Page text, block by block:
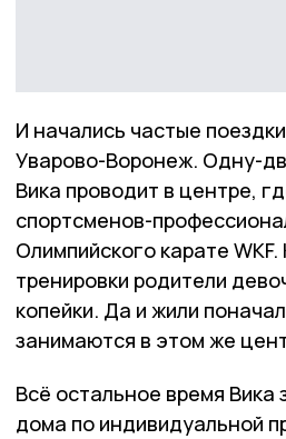
И начались частые
Уварово-Воронеж. Одну-
Вика проводит в центре,
спортсменов-
Олимпийского карате WKF.
тренировки родители
копейки. Да и жили
занимаются в этом же
Всё остальное время Вика
дома по индивидуальной